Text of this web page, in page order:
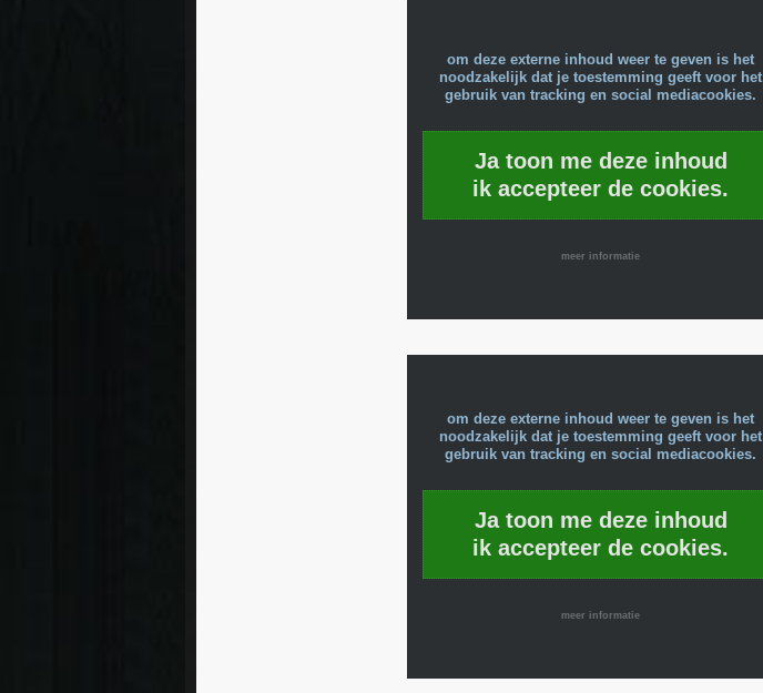
om deze externe inhoud weer te geven is het
noodzakelijk dat je toestemming geeft voor het
gebruik van tracking en social mediacookies.
Ja toon me deze inhoud
ik accepteer de cookies.
meer informatie
om deze externe inhoud weer te geven is het
noodzakelijk dat je toestemming geeft voor het
gebruik van tracking en social mediacookies.
Ja toon me deze inhoud
ik accepteer de cookies.
meer informatie